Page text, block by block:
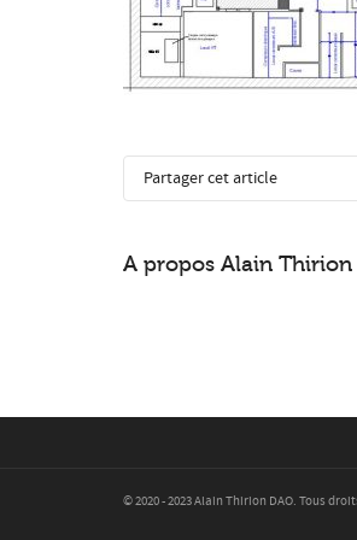
Partager cet article
A propos Alain Thirion
© 2020 - 2023 Alain Thirion DAO. Tous